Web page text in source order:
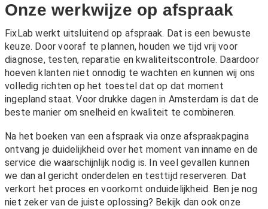
Onze werkwijze op afspraak
FixLab werkt uitsluitend op afspraak. Dat is een bewuste
keuze. Door vooraf te plannen, houden we tijd vrij voor
diagnose, testen, reparatie en kwaliteitscontrole. Daardoor
hoeven klanten niet onnodig te wachten en kunnen wij ons
volledig richten op het toestel dat op dat moment
ingepland staat. Voor drukke dagen in Amsterdam is dat de
beste manier om snelheid en kwaliteit te combineren.
Na het boeken van een afspraak via onze afspraakpagina
ontvang je duidelijkheid over het moment van inname en de
service die waarschijnlijk nodig is. In veel gevallen kunnen
we dan al gericht onderdelen en testtijd reserveren. Dat
verkort het proces en voorkomt onduidelijkheid. Ben je nog
niet zeker van de juiste oplossing? Bekijk dan ook onze